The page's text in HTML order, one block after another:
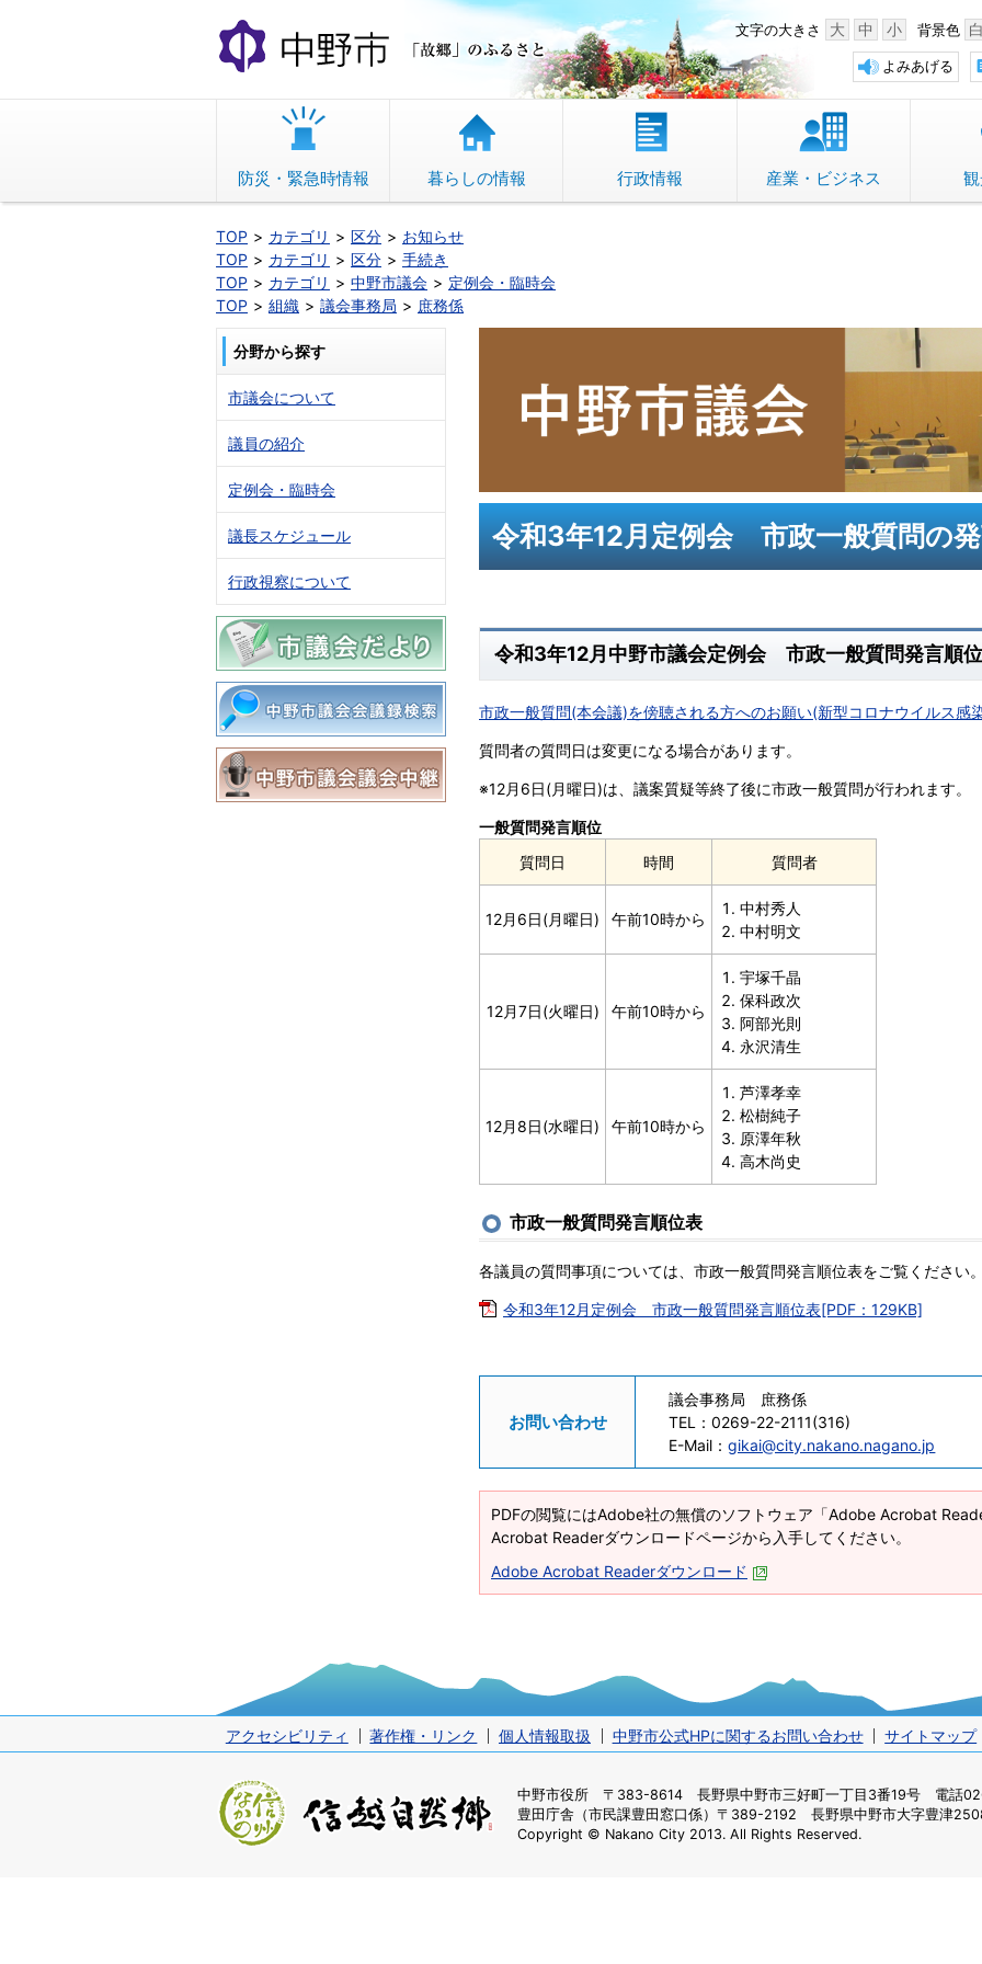
文
へ
動
中野市 「故郷」のふるさと 背景色
文字の大きさ 大 中 小
よみあげる
防災・緊急時情報 暮らしの情報 行政情報 産業・ビジネス
TOP カテゴリ 区分
お知らせ
TOP
カテゴリ 区分
手続き
TOP
カテゴリ 中野市議会
定例会・臨時会
TOP
組織 議会事務局 庶務係
令和3年12月定例会 市政一般質問の
令和3年12月中野市議会定例会 市政一般質問発言順位
市政一般質問(本会議)を傍聴される方へのお願い(新型コロナウイルス感
質問者の質問日は変更になる場合があります。
※12月6日(月曜日)は、議案質疑等終了後に市政一般質問が行われます。
質問日 時間 質問者
一般質問発言順位
12月6日(月曜日) 午前10時から
中村秀人
中村明文
12月7日(火曜日) 午前10時から
宇塚千晶
保科政次
阿部光則
永沢清生
12月8日(水曜日) 午前10時から
芦澤孝幸
松樹純子
原澤年秋
高木尚史
市政一般質問発言順位表
各議員の質問事項については、市政一般質問発言順位表をご覧ください
令和3年12月定例会 市政一般質問発言順位表[PDF：129KB]
お問い合わせ
議会事務局 庶務係
TEL：0269-22-2111(316)
E-Mail：gikai@city.nakano.nagano.jp
PDFの閲覧にはAdobe社の無償のソフトウェア「Adobe Acrobat
Acrobat Readerダウンロードページから入手してください。
Adobe Acrobat Readerダウンロード
分野から探す
市議会について
議員の紹介
定例会・臨時会
議長スケジュール
行政視察について
アクセシビリティ 著作権・リンク 個人情報取扱 中野市公式HPに関するお問い合わせ サイトマップ
中野市役所 〒383-8614 長野県中野市三好町一丁目3番19号 電話
豊田庁舎（市民課豊田窓口係） 〒389-2192 長野県中野市大字豊津
Copyright © Nakano City 2013. All Rights Reserved.